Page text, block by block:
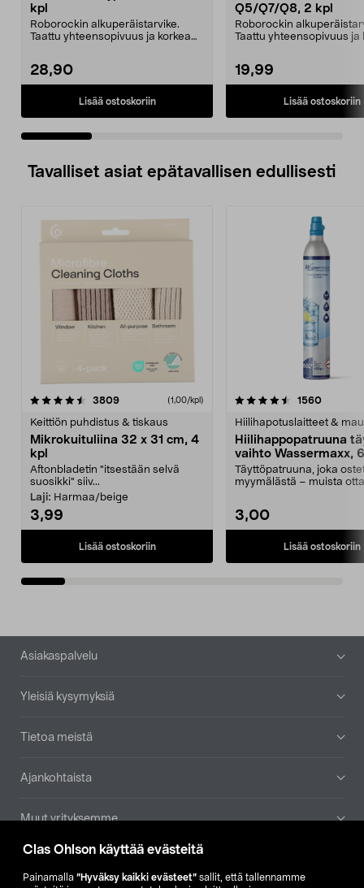
Clas Ohlson käyttää evästeitä
Painamalla ”Hyväksy kaikki evästeet” sallit, että tallennamme
kpl
Roborockin alkuperäistarvike.
Taattu yhteensopivuus ja korkea
28,90
Lisää ostoskoriin
Q5/Q7/Q8, 2 kpl
Roborockin
Taattu yhteensopivuus ja
19,99
Lisää ostoskoriin
Tavalliset asiat epätavallisen edullisesti
3809arvostelut (1,00/kpl)
Keittiön puhdistus & tiskaus
Mikrokuituliina 32 x 31 cm, 4
kpl
Aftonbladetin "itsestään selvä
suosikki" siiv...
Laji: Harmaa/beige
3,99
Lisää ostoskoriin
4.5viidestä
1560
Hiilihapotuslaitteet &
Hiilihappopatruuna
vaihto Wassermaxx,
Täyttöpatruuna, joka
myymälästä – muista
3,00
Lisää ostoskoriin
4.5viidestä
Alatunniste
Asiakaspalvelu
Yleisiä kysymyksiä
Tietoa meistä
Ajankohtaista
Muut yrityksemme
Etsi myymälä